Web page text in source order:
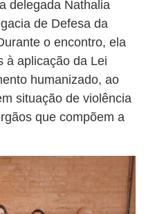
delegada Nathalia
de Defesa da
o encontro, ela
à aplicação da Lei
humanizado, ao
situação de violência
que compõem a